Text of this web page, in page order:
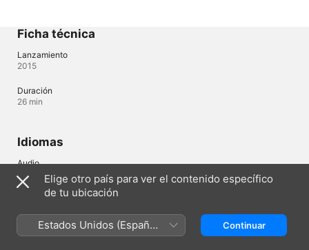
iconografía mexicana los ídolos nacionales desde su
surgimiento y trayectoria a lo largo...
Ficha técnica
Lanzamiento
2015
Duración
26 min
Idiomas
Audio
Español (Latinoamérica)
México
Elige otro país para ver el contenido específico
de tu ubicación
Estados Unidos (Español
México)
Continuar